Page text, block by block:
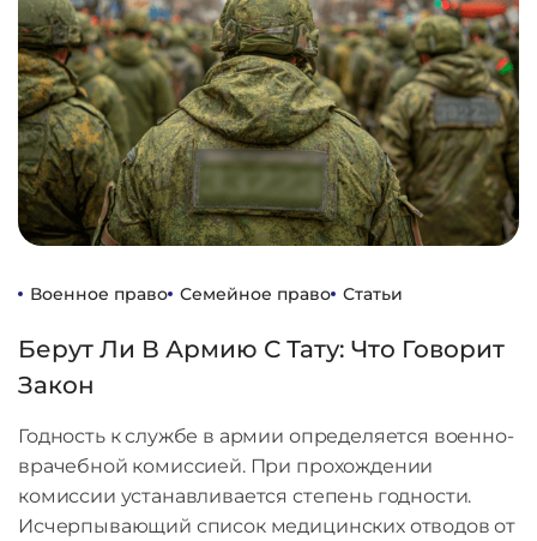
Военное право Семейное право Статьи
Берут Ли В Армию С Тату: Что Говорит
Закон
Годность к службе в армии определяется военно-
врачебной комиссией. При прохождении
комиссии устанавливается степень годности.
Исчерпывающий список медицинских отводов от